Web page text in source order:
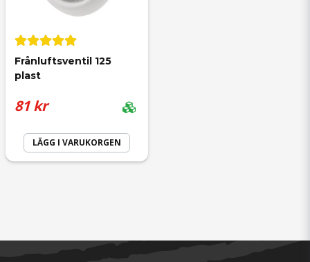
Frånluftsventil 125
plast
81 kr
LÄGG I VARUKORGEN